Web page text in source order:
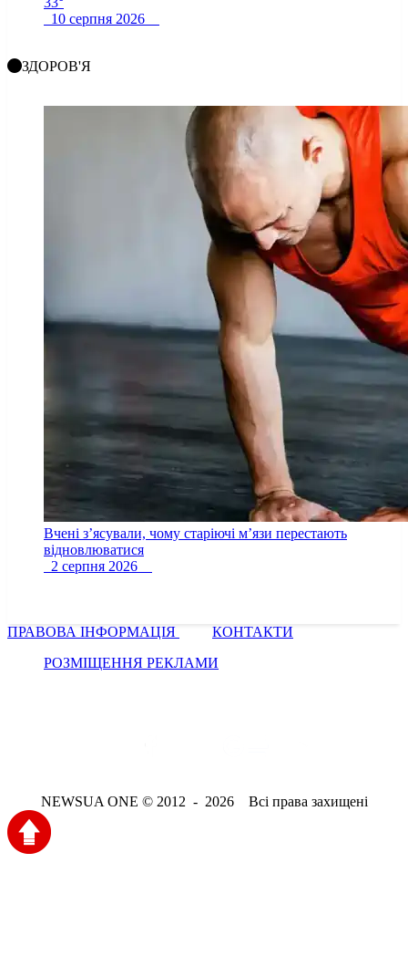
10 серпня 2026
ЗДОРОВ'Я
Вчені з’ясували, чому старіючі м’язи перестають
відновлюватися
2 серпня 2026
ПРАВОВА ІНФОРМАЦІЯ
КОНТАКТИ
РОЗМІЩЕННЯ РЕКЛАМИ
NEWSUA ONE © 2012 - 2026 Всі права захищені